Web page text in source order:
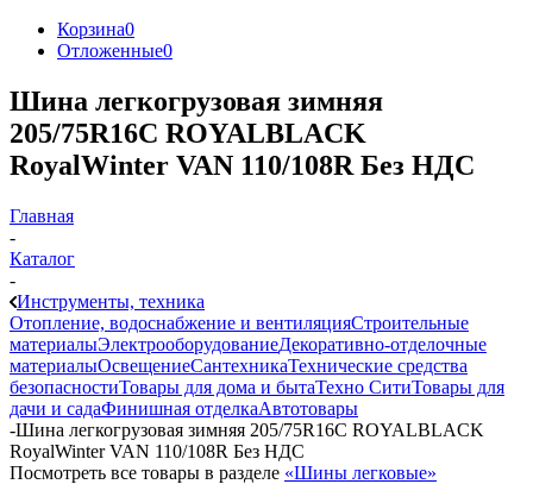
Корзина0
Отложенные0
Шина легкогрузовая зимняя
205/75R16C ROYALBLACK
RoyalWinter VAN 110/108R Без НДС
Главная
-
Каталог
-
Инструменты, техника
Отопление, водоснабжение и вентиляцияСтроительные
материалыЭлектрооборудованиеДекоративно-отделочные
материалыОсвещениеСантехникаТехнические средства
безопасностиТовары для дома и бытаТехно СитиТовары для
дачи и садаФинишная отделкаАвтотовары
-Шина легкогрузовая зимняя 205/75R16C ROYALBLACK
RoyalWinter VAN 110/108R Без НДС
Посмотреть все товары в разделе «Шины легковые»